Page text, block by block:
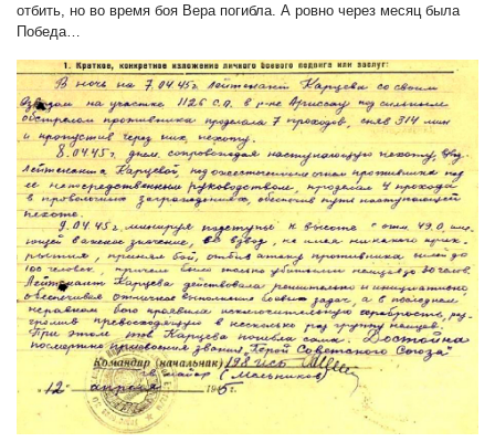
отбить, но во время боя Вера погибла. А ровно через месяц была
Победа…